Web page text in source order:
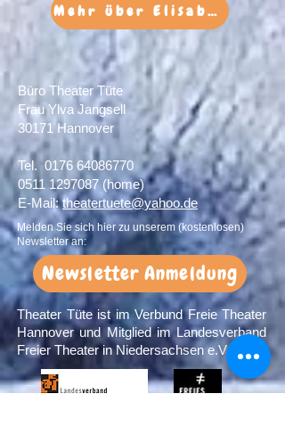
Mehr über Elisabeth
Büro Theater Tüte
Frau Ylva Jangsell
30171 Hannover​
Tel. 0176 64086770
0511 1297087(home)
E-Mail:theatertuete@yahoo.de
Melden Sie sich hier zu unserem (kostenlosen)
Newsletter an:
Newsletter Anmeldung
Theater Tüte ist im Verbund Freie Theater
Hannover und Mitglied im Landesverband
Freier Theater in Niedersachsen e.V.